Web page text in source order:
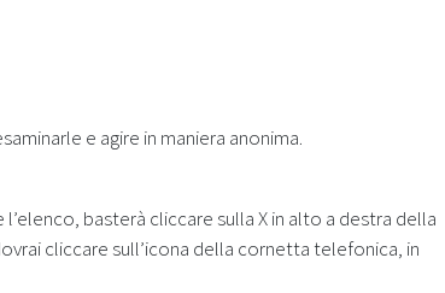
e agire in maniera anonima.
basterà cliccare sulla X in alto a destra della
cliccare sull’icona della cornetta telefonica, in